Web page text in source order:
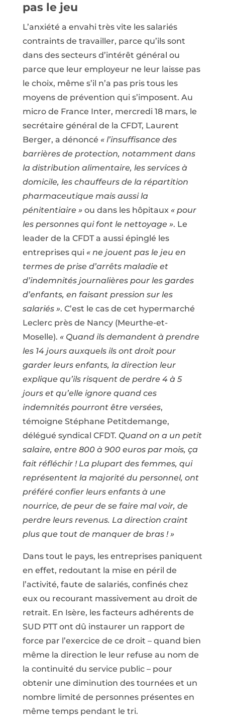
pas le jeu
L’anxiété a envahi très vite les salariés
contraints de travailler, parce qu’ils sont
dans des secteurs d’intérêt général ou
parce que leur employeur ne leur laisse pas
le choix, même s’il n’a pas pris tous les
moyens de prévention qui s’imposent. Au
micro de France Inter, mercredi 18 mars, le
secrétaire général de la CFDT, Laurent
Berger, a dénoncé « l’insuffisance des
barrières de protection, notamment dans
la distribution alimentaire, les services à
domicile, les chauffeurs de la répartition
pharmaceutique mais aussi la
pénitentiaire »ou dans les hôpitaux « pour
les personnes qui font le nettoyage ». Le
leader de la CFDT a aussi épinglé les
entreprises qui « ne jouent pas le jeu en
termes de prise d’arrêts maladie et
d’indemnités journalières pour les gardes
d’enfants, en faisant pression sur les
salariés ». C’est le cas de cet hypermarché
Leclerc près de Nancy (Meurthe-et-
Moselle). « Quand ils demandent à prendre
les 14 jours auxquels ils ont droit pour
garder leurs enfants, la direction leur
explique qu’ils risquent de perdre 4 à 5
jours et qu’elle ignore quand ces
indemnités pourront être versées,
témoigne Stéphane Petitdemange,
délégué syndical CFDT. Quand on a un petit
salaire, entre 800 à 900 euros par mois, ça
fait réfléchir ! La plupart des femmes, qui
représentent la majorité du personnel, ont
préféré confier leurs enfants à une
nourrice, de peur de se faire mal voir, de
perdre leurs revenus. La direction craint
plus que tout de manquer de bras ! »
Dans tout le pays, les entreprises paniquent
en effet, redoutant la mise en péril de
l’activité, faute de salariés, confinés chez
eux ou recourant massivement au droit de
retrait. En Isère, les facteurs adhérents de
SUD PTT ont dû instaurer un rapport de
force par l’exercice de ce droit – quand bien
même la direction le leur refuse au nom de
la continuité du service public – pour
obtenir une diminution des tournées et un
nombre limité de personnes présentes en
même temps pendant le tri.